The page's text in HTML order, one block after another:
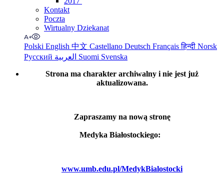
Kontakt
Poczta
Wirtualny Dziekanat
Polski English 中文 Castellano Deutsch Françaisहिन्दी Norsk
Русский
Suomi Svenska
Strona ma charakter archiwalny i nie jest już
aktualizowana.
Zapraszamy na nową stronę
Medyka Białostockiego:
www.umb.edu.pl/MedykBialostocki